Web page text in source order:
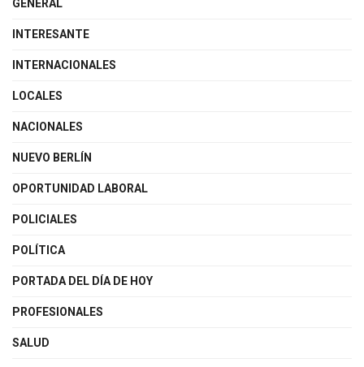
GENERAL
INTERESANTE
INTERNACIONALES
LOCALES
NACIONALES
NUEVO BERLÍN
OPORTUNIDAD LABORAL
POLICIALES
POLÍTICA
PORTADA DEL DÍA DE HOY
PROFESIONALES
SALUD